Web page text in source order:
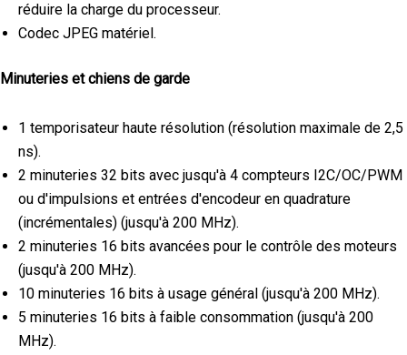
réduire la charge du processeur.
Codec JPEG matériel.
Minuteries et chiens de garde
1 temporisateur haute résolution (résolution maximale de 2,5
ns).
2 minuteries 32 bits avec jusqu'à 4 compteurs I2C/OC/PWM
ou d'impulsions et entrées d'encodeur en quadrature
(incrémentales) (jusqu'à 200 MHz).
2 minuteries 16 bits avancées pour le contrôle des moteurs
(jusqu'à 200 MHz).
10 minuteries 16 bits à usage général (jusqu'à 200 MHz).
5 minuteries 16 bits à faible consommation (jusqu'à 200
MHz).